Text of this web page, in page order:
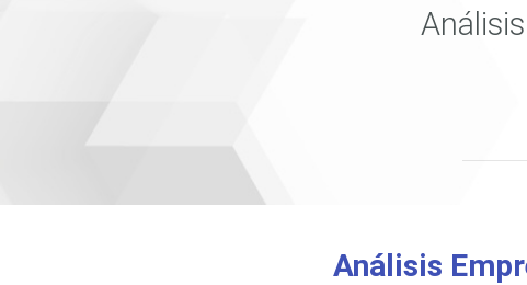
Análisis